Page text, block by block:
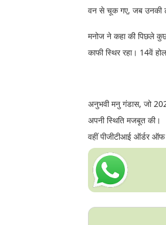
वन से चूक गए, जब उनकी
मनोज ने कहा की पिछले
काफी स्थिर रहा। 14वें
अनुभवी मनु गंडास, जो
अपनी स्थिति मजबूत की।
वहीं पीजीटीआई ऑर्डर